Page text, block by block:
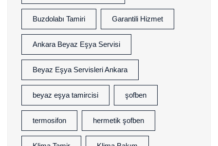
Buzdolabı Tamiri Garantili Hizmet
Ankara Beyaz Eşya Servisi
Beyaz Eşya Servisleri Ankara
beyaz eşya tamircisi şofben
termosifon hermetik şofben